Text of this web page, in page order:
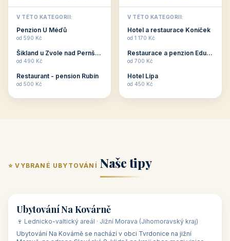
pro Vás připraveny
objekty, které nabízí
ubytování skupin v
penzionech, hotelích a
Budete překva...
V TÉTO KATEGORII:
Penzion U Méďů
od 590 Kč
Šikland u Zvole nad Pernštejnem
od 490 Kč
Restaurant - pension Rubín
od 500 Kč
jsou pro Vás připraveny
objekty, které mají
zkušenosti pořádat i
menší firemní akce a
ob...
V TÉTO KATEGORII:
Hotel a restaurace Koníček
od 1 170 Kč
Restaurace a penzion Eduard
od 700 Kč
Hotel Lípa
od 450 Kč
⭐ VYBRANÉ UBYTOVÁNÍ Naše tipy
🏡 penzion
Ubytování Na Kovárně
🍷 Lednicko-valtický areál · Jižní Morava (Jihomoravský kraj)
Ubytování Na Kovárně se nachází v obci Tvrdonice na jižní